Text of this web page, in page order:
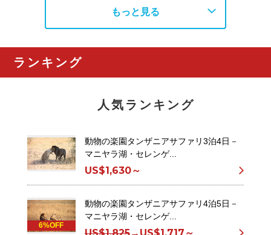
もっと見る
ランキング
人気ランキング
動物の楽園タンザニアサファリ3泊4日－
マニヤラ湖・セレンゲ...
US$1,630～
6%OFF
動物の楽園タンザニアサファリ4泊5日－
マニヤラ湖・セレンゲ...